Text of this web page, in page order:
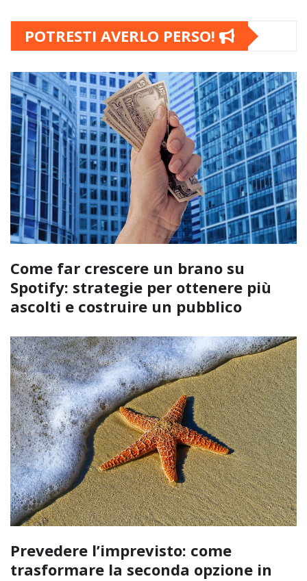
POTRESTI AVERLO PERSO!
Come far crescere un brano su
Spotify: strategie per ottenere più
ascolti e costruire un pubblico
Prevedere l’imprevisto: come
trasformare la seconda opzione in